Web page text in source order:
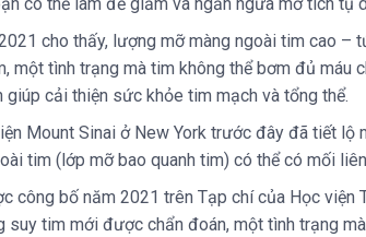
cho thấy, lượng mỡ màng ngoài tim cao
một tình trạng mà tim không thể bơm đủ máu
giúp cải thiện sức khỏe tim mạch và tổng thể.
Mount Sinai ở New York trước đây đã tiết lộ
tim (lớp mỡ bao quanh tim) có thể có mối
công bố năm 2021 trên Tạp chí của Học
suy tim mới được chẩn đoán, một tình trạng